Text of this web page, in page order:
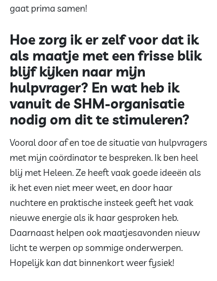
gaat prima samen!
Hoe zorg ik er zelf voor dat ik
als maatje met een frisse blik
blijf kijken naar mijn
hulpvrager? En wat heb ik
vanuit de SHM-organisatie
nodig om dit te stimuleren?
Vooral door af en toe de situatie van hulpvragers
met mijn coördinator te bespreken. Ik ben heel
blij met Heleen. Ze heeft vaak goede ideeën als
ik het even niet meer weet, en door haar
nuchtere en praktische insteek geeft het vaak
nieuwe energie als ik haar gesproken heb.
Daarnaast helpen ook maatjesavonden nieuw
licht te werpen op sommige onderwerpen.
Hopelijk kan dat binnenkort weer fysiek!